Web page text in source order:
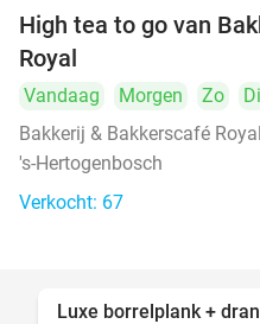
High tea to go van
Royal
Vandaag Morgen Zo Di
Bakkerij & Bakkerscafé Royal
's-Hertogenbosch
Verkocht: 67
Luxe borrelplank +